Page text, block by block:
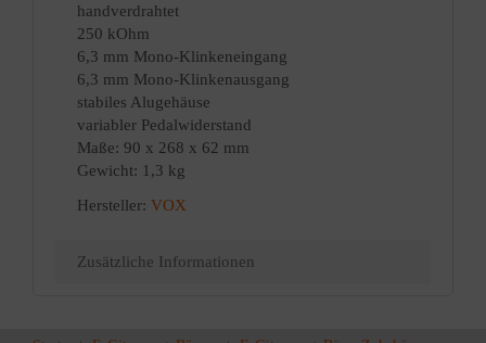
handverdrahtet
250 kOhm
6,3 mm Mono-Klinkeneingang
6,3 mm Mono-Klinkenausgang
stabiles Alugehäuse
variabler Pedalwiderstand
Maße: 90 x 268 x 62 mm
Gewicht: 1,3 kg
Hersteller: VOX
Zusätzliche Informationen